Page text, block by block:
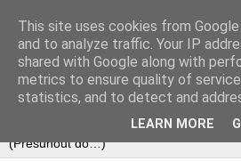
This site uses cookies from
and to analyze traffic. Your IP
shared with Google along with
metrics to ensure quality of
statistics, and to detect and
LEARN MORE